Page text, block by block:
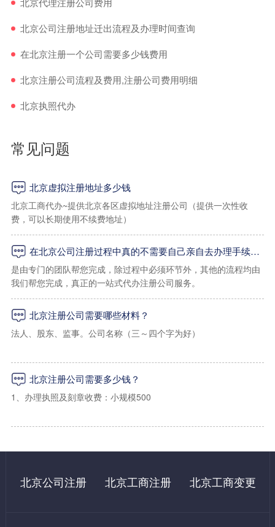
北京公司注册地址迁出流程及办理时间查询
在北京注册一个公司需要多少钱费用
北京注册公司流程及费用,注册公司费用明细
北京执照代办
常见问题
北京虚拟注册地址多少钱
北京工商代办~提供北京各区虚拟地址注册公司（提供一次性收
费，可以长期使用不续费地址）
一：海淀区虚拟地址
1、海淀区上地孵化器小规模地址：2000起/年（工商税务免核查地
址）
2、海淀区上地，学院路小规模写字楼地址：2500起/年
查）
在北京公司注册过程中真的不需要自己亲自去办理手续吗？
是由专门的团队帮您完成，除过程中必须环节外，其他的流程均由
我们帮您完成，真正的一站式代办注册公司服务。
北京注册公司需要哪些材料？
法人、股东、监事。公司名称（三～四个字为好）
经营范围（详细的经营范围）
注册资金出资比例
北京注册公司需要多少钱？
1、办理执照及刻章收费：小规模500
2、办理税务报道收费：500（指导操作，自己办理国家不收费）
3、代办申请税控收费：500（指导操作，自己办理国家不收费）
4、购买税控成本费：480（国家收费）
北京公司注册 北京工商注册 北京工商变更